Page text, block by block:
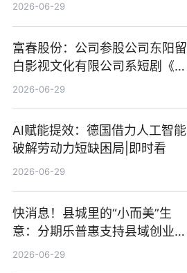
2026-06-29
富春股份：公司参股公司东阳留
白影视文化有限公司系短剧《风
声之双生谜局》的出品方 热门看
2026-06-29
AI赋能提效：德国借力人工智能
破解劳动力短缺困局|即时看
2026-06-29
快消息！县城里的“小而美”生
意：分期乐普惠支持县域创业者
扎根生长
2026-06-29